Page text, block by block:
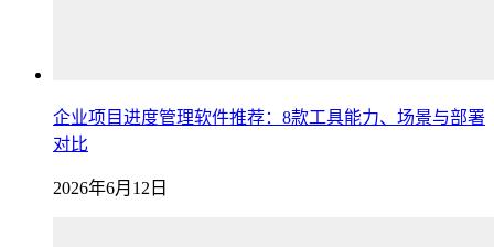
企业项目进度管理软件推荐：8款工具能力、场景与部署
对比
2026年6月12日